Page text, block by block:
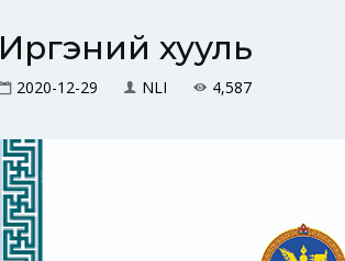
Иргэний хууль
2020-12-29 NLI 4,587